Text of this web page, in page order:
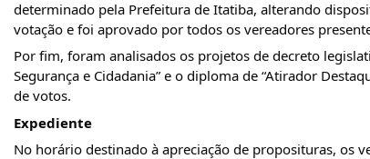
determinado pela Prefeitura de Itatiba, alterando
votação e foi aprovado por todos os vereadores
Por fim, foram analisados os projetos de decreto
Segurança e Cidadania” e o diploma de “Atirador
de votos.
Expediente
No horário destinado à apreciação de proposituras, os